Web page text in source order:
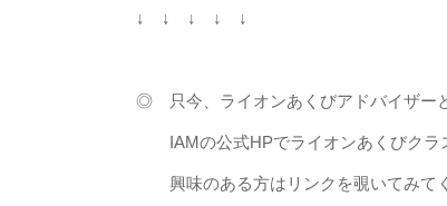
↓ ↓ ↓ ↓ ↓
◎ 只今、ライオンあくびアドバイザー
IAMの公式HPでライオンあくびクラ
興味のある方はリンクを覗いてみて